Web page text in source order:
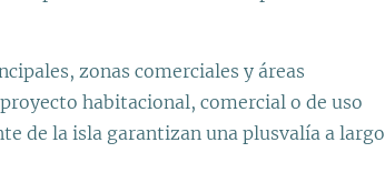
zonas comerciales y áreas
habitacional, comercial o de uso
de la isla garantizan una plusvalía a largo